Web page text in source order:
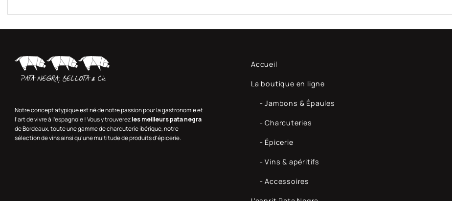
Notre concept atypique est né de notre passion pour la gastronomie et
l’art de vivre à l’espagnole ! Vous y trouverezles meilleurs pata negra
de Bordeaux, toute une gamme de charcuterie ibérique, notre
sélection de vins ainsi qu’une multitude de produits d’épicerie.
Accueil
La boutique en ligne
- Jambons & Épaules
- Charcuteries
- Épicerie
- Vins & apéritifs
- Accessoires